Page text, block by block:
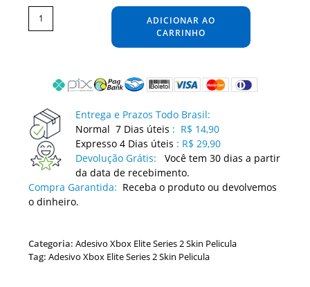
Skin
Xbox
Elite
Series
Adesivo
ADICIONAR AO
CARRINHO
Entrega e Prazos Todo Brasil:
Normal 7 Dias úteis : R$ 14,90
Expresso 4 Dias úteis : R$ 29,90
Devolução Grátis:
Você tem 30 dias a partir
da data de recebimento.
Compra Garantida: Receba o produto ou devolvemos
o dinheiro.
Categoria:Adesivo Xbox Elite Series 2 Skin Pelicula
Tag:Adesivo Xbox Elite Series 2 Skin Pelicula